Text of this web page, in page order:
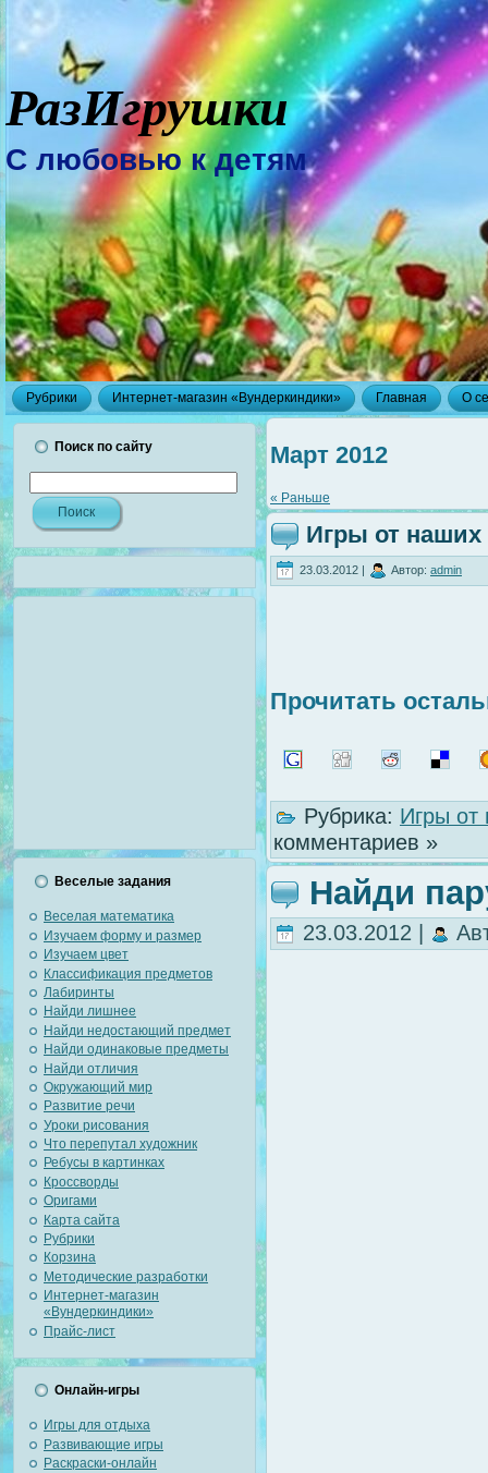
РазИгрушки
С любовью к детям
Рубрики Интернет-магазин «Вундеркиндики» Главная О
Поиск по сайту
Веселые задания
Веселая математика
Изучаем форму и размер
Изучаем цвет
Классификация предметов
Лабиринты
Найди лишнее
Найди недостающий предмет
Найди одинаковые предметы
Найди отличия
Окружающий мир
Развитие речи
Уроки рисования
Что перепутал художник
Ребусы в картинках
Кроссворды
Оригами
Карта сайта
Рубрики
Корзина
Методические разработки
Интернет-магазин
«Вундеркиндики»
Прайс-лист
Онлайн-игры
Игры для отдыха
Развивающие игры
Раскраски-онлайн
Март 2012
« Раньше
Игры от наших
23.03.2012 | Автор: admin
Прочитать
Рубрика: Игры от
комментариев »
Найди
23.03.2012 |